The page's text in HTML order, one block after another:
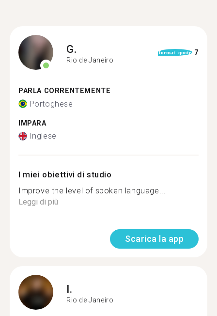
G.
Rio de Janeiro
format_quote 7
PARLA CORRENTEMENTE
Portoghese
IMPARA
Inglese
I miei obiettivi di studio
Improve the level of spoken language...
Leggi di più
Scarica la app
I.
Rio de Janeiro